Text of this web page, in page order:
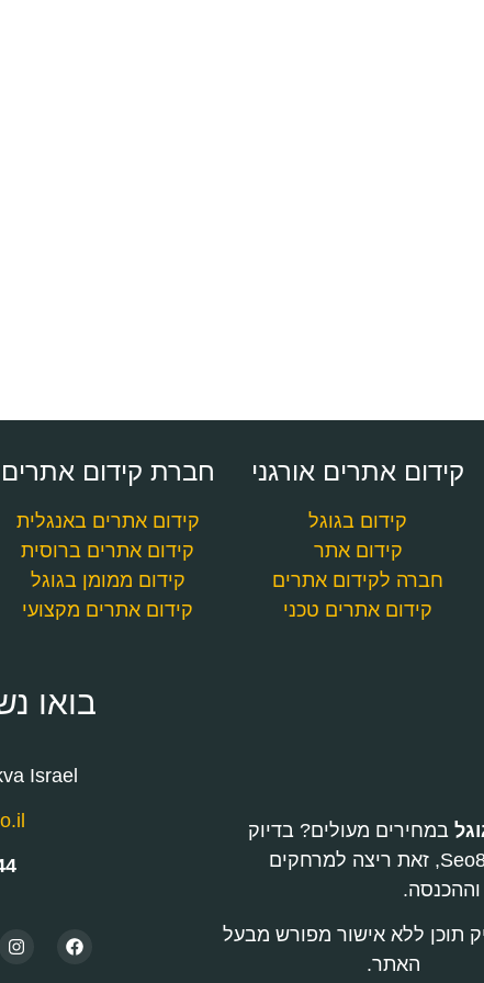
קידום אתרים אורגני
קידום בגוגל
קידום אתר
חברה לקידום אתרים
קידום אתרים טכני
חברת קידום אתרים
קידום אתרים באנגלית
קידום אתרים ברוסית
קידום ממומן בגוגל
קידום אתרים מקצועי
במחירים מעולים? בדיוק
בשביל זה אנחנו כאן. בחברת קידום אתרים בגוגל Seo8, זאת ריצה למרחקים
תוכן ללא אישור מפורש מבעל
האתר.
בואו
Israel